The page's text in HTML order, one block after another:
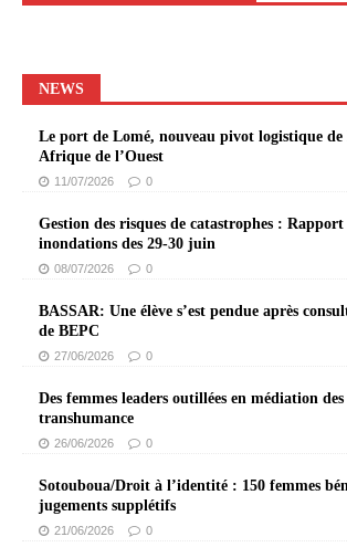
NEWS
Le port de Lomé, nouveau pivot logistique de
Afrique de l’Ouest
11/07/2026 0
Gestion des risques de catastrophes : Rapport
inondations des 29-30 juin
08/07/2026 0
BASSAR: Une élève s’est pendue après
de BEPC
27/06/2026 0
Des femmes leaders outillées en médiation
transhumance
26/06/2026 0
Sotouboua/Droit à l’identité : 150 femmes
jugements supplétifs
21/06/2026 0